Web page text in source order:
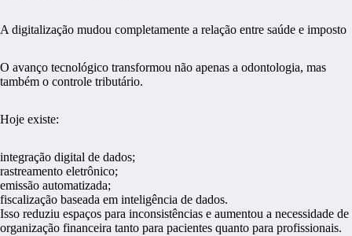
A digitalização mudou completamente a relação entre saúde e imposto
O avanço tecnológico transformou não apenas a odontologia, mas
também o controle tributário.
Hoje existe:
integração digital de dados;
rastreamento eletrônico;
emissão automatizada;
fiscalização baseada em inteligência de dados.
Isso reduziu espaços para inconsistências e aumentou a necessidade de
organização financeira tanto para pacientes quanto para profissionais.